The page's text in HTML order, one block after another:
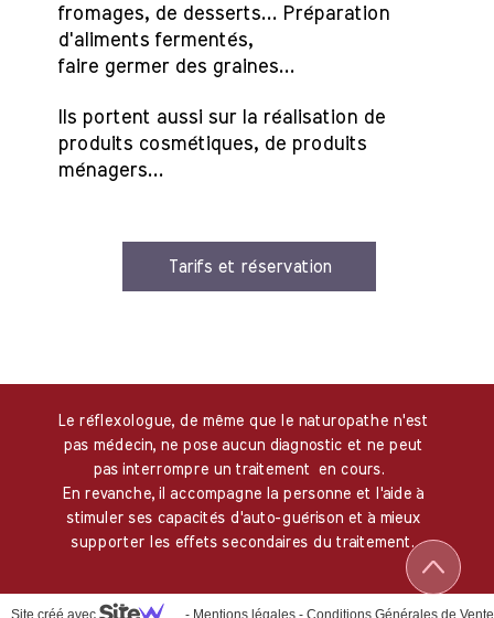
Le réflexologue, de même que le naturopathe n'est
pas médecin, ne pose aucun diagnostic et ne peut
pas interrompre un traitement en cours.
En revanche, il accompagne la personne et l'aide à
stimuler ses capacités d'auto-guérison et à mieux
supporter les effets secondaires du traitement.
fromages, de desserts... Préparation
d'aliments fermentés,
faire germer des graines...
Ils portent aussi sur la réalisation de
produits cosmétiques, de produits
ménagers...
Tarifs et réservation
Site créé avec - Mentions légales - Conditions Générales de Vente